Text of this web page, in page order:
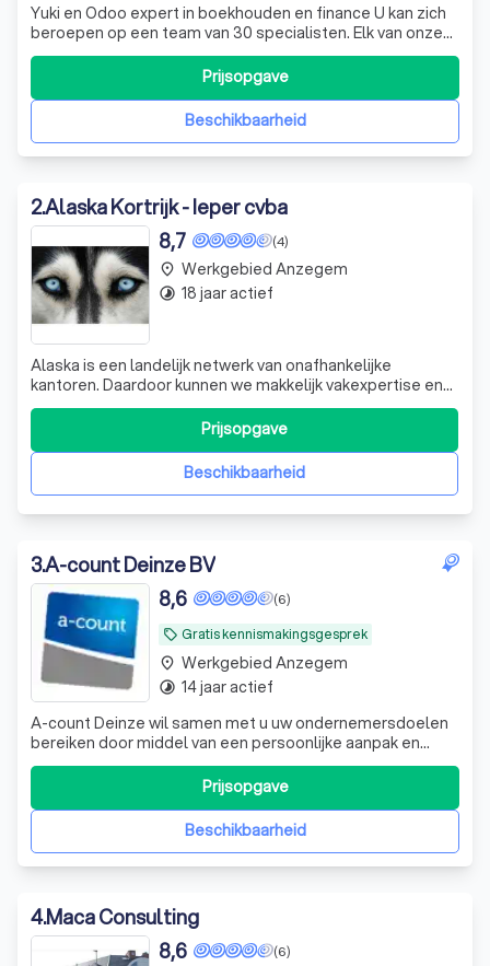
Yuki en Odoo expert in boekhouden en finance U kan zich
beroepen op een team van 30 specialisten. Elk van onze
medewerkers worden permanent bijgeschoold. We
hebben jarenlange ervaring in het geven van gericht en
correct bedrijfsadvies. We hebben doorheen de jaren voor
tal van bedrijven en sectorenBeschikbaarheid
Prijsopgave
2.Alaska Kortrijk - Ieper cvba
(4)
8,7
Alaska is een landelijk netwerk van onafhankelijke
kantoren. Daardoor kunnen we makkelijk vakexpertise en
ervaringen met soortgelijke dossiers met elkaar
Beschikbaarheid
Prijsopgave
place Werkgebied Anzegem
timelapse 18 jaar actief
3.A-count Deinze BV
local_offer Gratis kennismakingsgesprek
(6)
8,6
A-count Deinze wil samen met u uw ondernemersdoelen
bereiken door middel van een persoonlijke aanpak en
advies op maat. Wij reiken u de realtime cijfers, tools en
rapporten aan die u nodig heeft om gegronde en
weldoordachte beslissingen te nemen en zo een gunstig
klimaat te scheppen voor toekomstige
Beschikbaarheid
Prijsopgave
place Werkgebied Anzegem
timelapse 14 jaar actief
4.Maca Consulting
(6)
8,6